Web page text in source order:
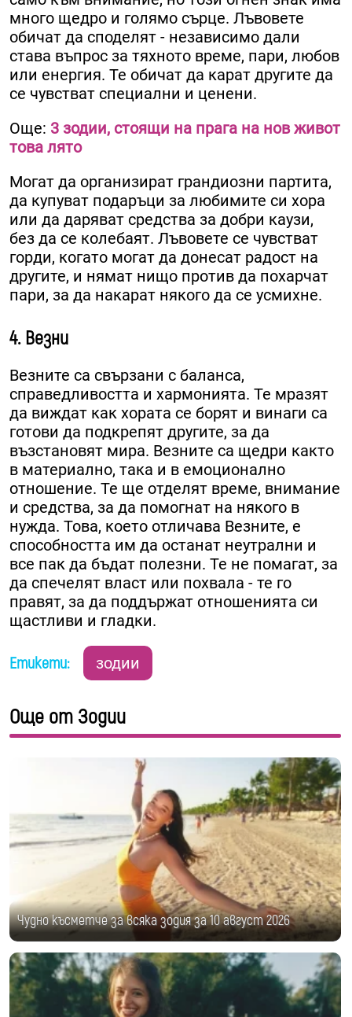
много щедро и голямо сърце. Лъвовете
обичат да споделят - независимо дали
става въпрос за тяхното време, пари, любов
или енергия. Те обичат да карат другите да
се чувстват специални и ценени.
Още: 3 зодии, стоящи на прага на нов живот
това лято
Могат да организират грандиозни партита,
да купуват подаръци за любимите си хора
или да даряват средства за добри каузи,
без да се колебаят. Лъвовете се чувстват
горди, когато могат да донесат радост на
другите, и нямат нищо против да похарчат
пари, за да накарат някого да се усмихне.
4. Везни
Везните са свързани с баланса,
справедливостта и хармонията. Те мразят
да виждат как хората се борят и винаги са
готови да подкрепят другите, за да
възстановят мира. Везните са щедри както
в материално, така и в емоционално
отношение. Те ще отделят време, внимание
и средства, за да помогнат на някого в
нужда. Това, което отличава Везните, е
способността им да останат неутрални и
все пак да бъдат полезни. Те не помагат, за
да спечелят власт или похвала - те го
правят, за да поддържат отношенията си
щастливи и гладки.
Етикети: зодии
Още от Зодии
Чудно късметче за всяка зодия за 10 август 2026